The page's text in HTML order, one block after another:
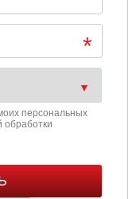
персональных
обработки